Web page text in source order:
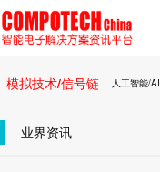
模拟技术/信号链 人工智能/AI
业界资讯